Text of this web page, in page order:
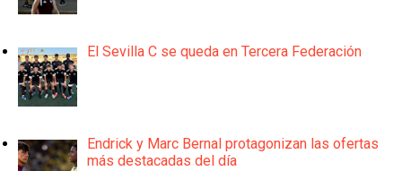
El Sevilla C se queda en Tercera Federación
Endrick y Marc Bernal protagonizan las ofertas
más destacadas del día